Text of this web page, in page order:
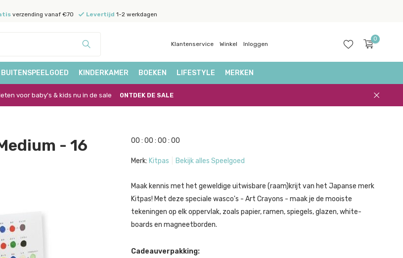
verzending vanaf €70 Levertijd 1-2 werkdagen
Klantenservice Winkel Inloggen
0
BUITENSPEELGOED KINDERKAMER BOEKEN LIFESTYLE MERKEN
voor baby's & kids nu in de sale ONTDEK DE SALE
- 16
00 : 00 : 00 : 00
Merk: Kitpas Bekijk alles Speelgoed
Maak kennis met het geweldige uitwisbare (raam)krijt van het Japanse merk
Kitpas! Met deze speciale wasco's - Art Crayons - maak je de mooiste
tekeningen op elk oppervlak, zoals papier, ramen, spiegels, glazen, white-
boards en magneetborden.
Cadeauverpakking: